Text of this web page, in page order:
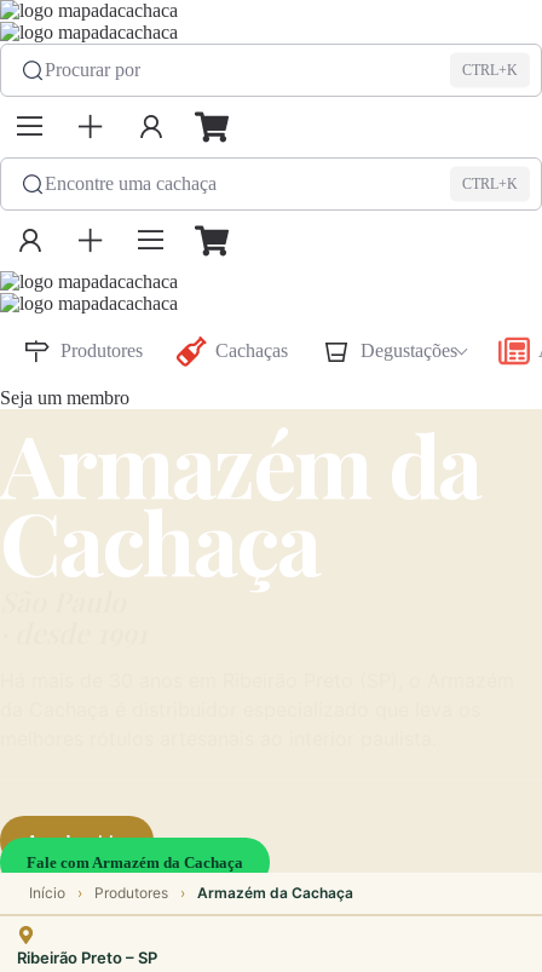
Procurar por CTRL+K
Encontre uma cachaça CTRL+K
Produtores Cachaças Degustações
Seja um membro
Armazém da
Cachaça
Agendar visita
Fale com Armazém da Cachaça
Início
› Produtores › Armazém da Cachaça
Ribeirão Preto – SP